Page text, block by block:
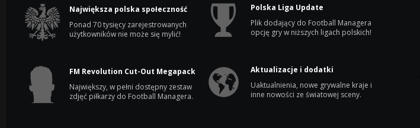
Największa polska społeczność
Ponad 70 tysięcy zarejestrowanych
użytkowników nie może się mylić!
Polska Liga Update
Plik dodający do Football Managera
opcję gry w niższych ligach polskich!
FM Revolution Cut-Out Megapack
Największy, w pełni dostępny zestaw
zdjęć piłkarzy do Football Managera.
Aktualizacje i dodatki
Uaktualnienia, nowe grywalne kraje i
inne nowości ze światowej sceny.